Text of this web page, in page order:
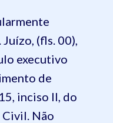
(fls. 00),
executivo
de
inciso II, do
Não